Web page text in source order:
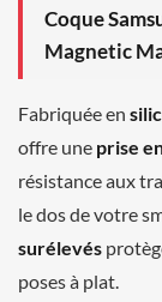
Coque
Magnetic
Fabriquée en
offre une prise
résistance aux
le dos de votre
surélevés
poses à plat.